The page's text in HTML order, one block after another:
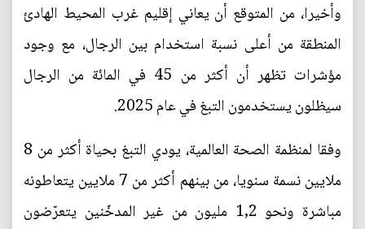
وأخيرا، من المتوقع أن يعاني إقليم غرب المحيط الهادئ
المنطقة من أعلى نسبة استخدام بين الرجال، مع وجود
مؤشرات تظهر أن أكثر من 45 في المائة من الرجال
سيظلون يستخدمون التبغ في عام 2025.
وفقا لمنظمة الصحة العالمية، يودي التبغ بحياة أكثر من 8
ملايين نسمة سنويا، من بينهم أكثر من 7 ملايين يتعاطونه
مباشرة ونحو 1,2 مليون من غير المدخّنين يتعرّضون